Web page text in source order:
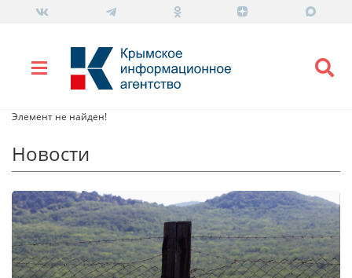
Элемент не найден!
Новости